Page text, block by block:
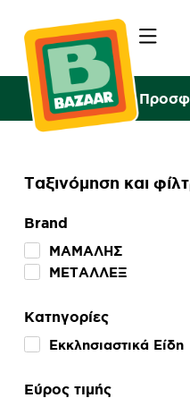
Ταξινόμηση και
Κατηγορίες
Εκκλησιαστικά Είδη
Brand
ΜΑΜΑΛΗΣ
ΜΕΤΑΛΛΕΞ
Εύρος τιμής